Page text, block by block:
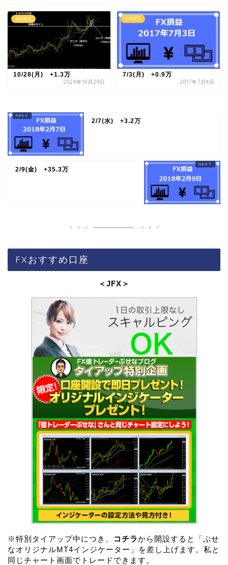
毎日収支
10/28(月) +1.3万
2024年10月29日
毎日収支
7/3(月) +0.9万
2017年7月4日
2/7(水) +3.2万
2/9(金) +35.3万
FXおすすめ口座
＜JFX ＞
※特別タイアップ中につき、 コチラから開設すると「ぶせ
なオリジナルMT4インジケーター」を差し上げます。私と
同じチャート画面でトレードできます。